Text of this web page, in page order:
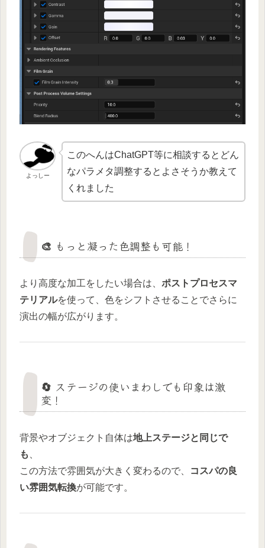
よっしー
このへんはChatGPT等に相談するとどん
なパラメタ調整するとよさそうか教えて
くれました
🎨 もっと凝った色調整も可能！
より高度な加工をしたい場合は、 ポストプロセスマ
テリアルを使って、色をシフトさせることでさらに
演出の幅が広がります。
🔄 ステージの使いまわしでも印象は激
変！
背景やオブジェクト自体は地上ステージと同じで
も
この方法で雰囲気が大きく変わるので、
コスパの良
い雰囲気転換が可能です。